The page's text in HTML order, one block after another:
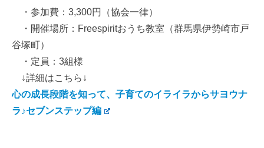
・参加費：3,300円（協会一律）
・開催場所：Freespiritおうち教室（群馬県伊勢崎市戸
谷塚町）
・定員：3組様
↓詳細はこちら↓
心の成長段階を知って、子育てのイライラからサヨウナ
ラ♪セブンステップ編